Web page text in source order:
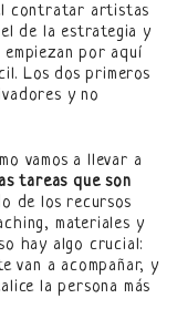
contratar artistas
de la estrategia y
por aquí
Los dos primeros
y no
vamos a llevar a
tareas que son
de los recursos
materiales y
hay algo crucial:
van a acompañar, y
la persona más